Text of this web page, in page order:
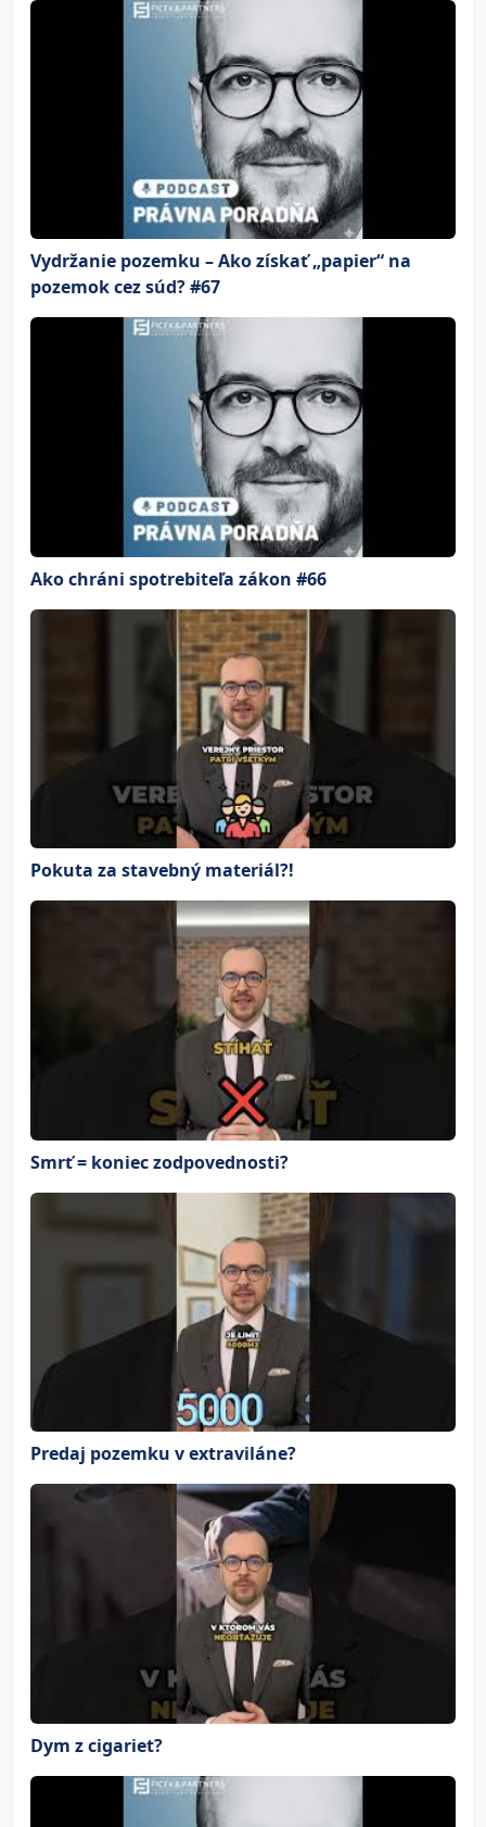
Vydržanie pozemku – Ako získať „papier“ na
pozemok cez súd? #67
Ako chráni spotrebiteľa zákon #66
Pokuta za stavebný materiál?!
Smrť = koniec zodpovednosti?
Predaj pozemku v extraviláne?
Dym z cigariet?